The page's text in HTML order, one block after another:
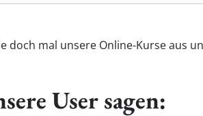
mal unsere Online-Kurse aus
User sagen: